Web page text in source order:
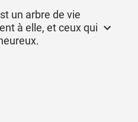
un arbre de vie
à elle, et ceux qui